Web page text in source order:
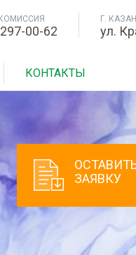
00-62
Г.
ул.
КОНТАКТЫ
ЗАЯВКУ